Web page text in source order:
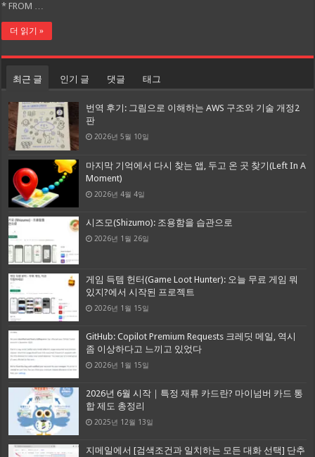
* FROM …
더 읽기 »
최근 글 인기 글 댓글 태그
번역 후기: 그림으로 이해하는 AWS 구조와 기술 개정2
판
2026년 5월 10일
마지막 기억에서 다시 찾는 앱, 두고 온 곳 찾기(Left In A
Moment)
2026년 4월 4일
시즈모(Shizumo): 조용함을 습관으로
2026년 1월 26일
게임 득템 헌터(Game Loot Hunter): 오늘 무료 게임 뭐
있지?에서 시작된 프로젝트
2026년 1월 15일
GitHub: Copilot Premium Requests 크레딧 메일, 역시
좀 이상하다고 느끼고 있었다
2026년 1월 15일
2026년 6월 시작｜특정 재류 카드란? 마이넘버 카드 통
합 제도 총정리
2025년 12월 13일
지메일에서 [검색조건과 일치하는 모든 대화 선택] 단추